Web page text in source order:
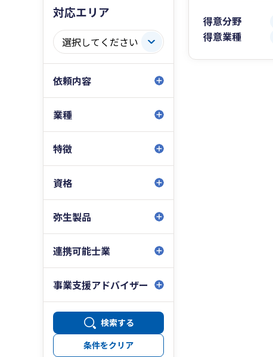
対応エリア
依頼内容
業種
特徴
資格
弥生製品
連携可能士業
事業支援アドバイザー
検索する
条件をクリア
得意分野
得意業種